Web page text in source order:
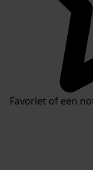
Favoriet of een